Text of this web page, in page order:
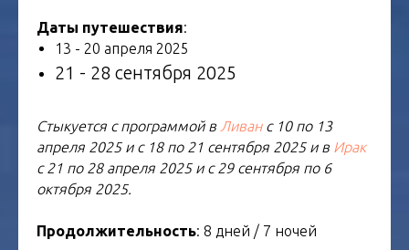
Даты путешествия:
13 - 20 апреля 2025
21 - 28 сентября 2025
Стыкуется с программой в Ливан с 10 по 13
апреля 2025 и с 18 по 21 сентября 2025 и в Ирак
с 21 по 28 апреля 2025 и с 29 сентября по 6
октября 2025.
Продолжительность: 8 дней / 7 ночей